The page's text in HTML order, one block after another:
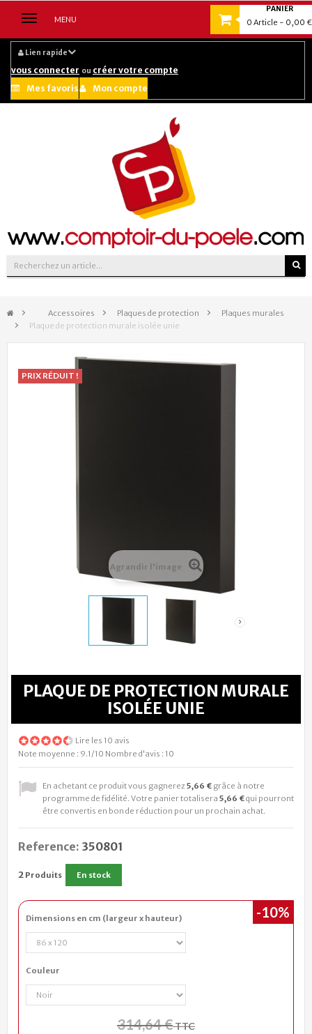
Lien rapide
vous connecter ou créer votre compte
Mes favoris
Mon compte
PANIER
0 Article - 0,00 €
Suivez-nous sur :
Navigation
MENU
&gt; Accessoires > Plaques de protection >
Plaques murales
>
Plaque de protection murale isolée unie
PRIX RÉDUIT !
Agrandir l'image
PLAQUE DE PROTECTION MURALE
ISOLÉE UNIE
Lire les 10 avis
Note moyenne : 9.1 /10 Nombre d'avis : 10
En achetant ce produit vous gagnerez 5,66 € grâce à notre
programme de fidélité. Votre panier totalisera 5,66 €qui pourront
être convertis en bon de réduction pour un prochain achat.
Reference: 350801
2 Produits En stock
Dimensions en cm (largeur x hauteur)
Couleur
314,64 €TTC
-10%